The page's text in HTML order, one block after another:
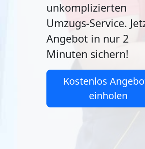
unkomplizierten
Umzugs-Service.
Angebot in nur 2
Minuten sichern!
Kostenlos
einholen